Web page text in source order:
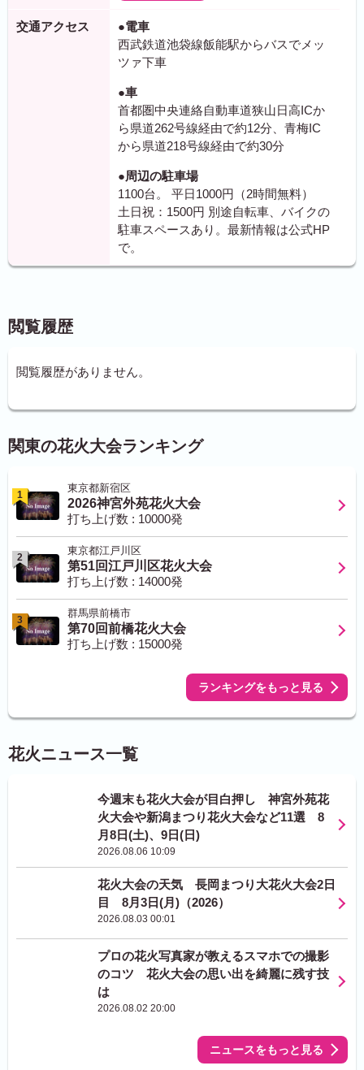
交通アクセス
●電車
西武鉄道池袋線飯能駅からバスでメッ
ツァ下車
●車
首都圏中央連絡自動車道狭山日高ICか
ら県道262号線経由で約12分、青梅IC
から県道218号線経由で約30分
●周辺の駐車場
1100台。 平日1000円（2時間無料）
土日祝：1500円 別途自転車、バイクの
駐車スペースあり。最新情報は公式HP
で。
閲覧履歴
閲覧履歴がありません。
関東の花火大会ランキング
1
東京都新宿区
2026神宮外苑花火大会
打ち上げ数 : 10000発
2
東京都江戸川区
第51回江戸川区花火大会
打ち上げ数 : 14000発
3
群馬県前橋市
第70回前橋花火大会
打ち上げ数 : 15000発
ランキングをもっと見る
花火ニュース一覧
今週末も花火大会が目白押し 神宮外苑花
火大会や新潟まつり花火大会など11選 8
月8日(土)、9日(日)
2026.08.06 10:09
花火大会の天気 長岡まつり大花火大会2日
目 8月3日(月)（2026）
2026.08.03 00:01
プロの花火写真家が教えるスマホでの撮影
のコツ 花火大会の思い出を綺麗に残す技
は
2026.08.02 20:00
ニュースをもっと見る